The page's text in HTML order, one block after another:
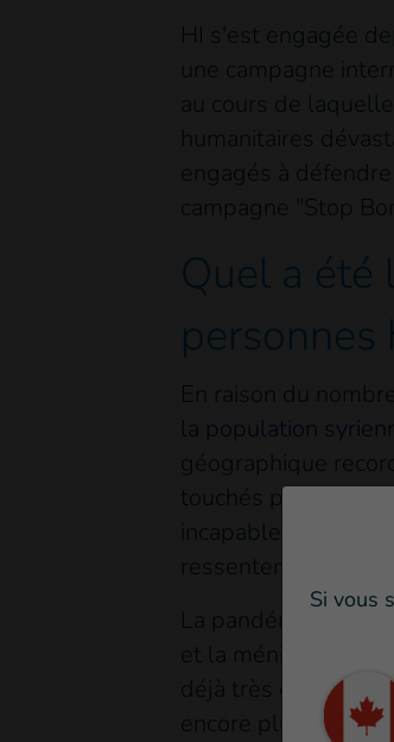
HI s'est engagée
une campagne
au cours de
humanitaires
engagés à
campagne "Stop
Quel a
personnes
En raison du
la population
géographique
touchés par les
incapables de
ressentent l'impact
La pandémie de
et la méningite,
déjà très difficile
encore plus de
Si vous